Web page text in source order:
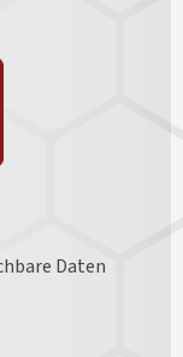
Daten